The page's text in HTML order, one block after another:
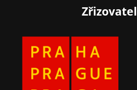
Zřizovatel